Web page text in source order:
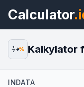
Calculator
1
2
% Kalkylator
INDATA